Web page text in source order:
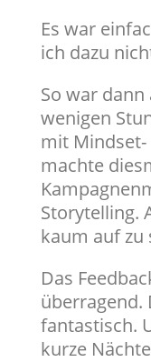
Es war
ich dazu
So war
wenigen
mit
machte
Storytelling.
kaum auf zu
Das
überragend.
fantastisch.
kurze